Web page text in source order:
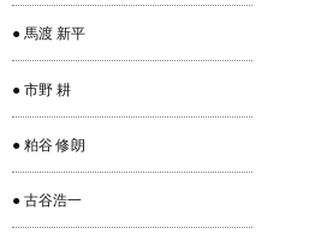
● 馬渡 新平
● 市野 耕
● 粕谷 修朗
● 古谷浩一